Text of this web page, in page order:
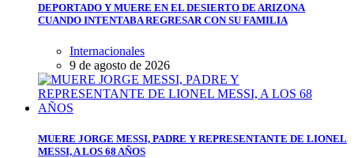
DEPORTADO Y MUERE EN EL DESIERTO DE ARIZONA
CUANDO INTENTABA REGRESAR CON SU FAMILIA
Internacionales
9 de agosto de 2026
MUERE JORGE MESSI, PADRE Y REPRESENTANTE DE LIONEL
MESSI, A LOS 68 AÑOS